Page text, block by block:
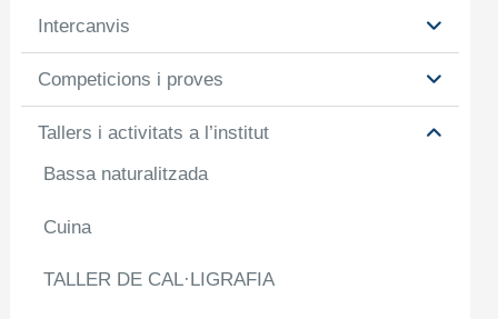
Intercanvis
Competicions i proves
Tallers i activitats a l’institut
Bassa naturalitzada
Cuina
TALLER DE CAL·LIGRAFIA